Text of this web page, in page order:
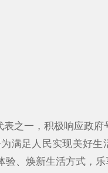
一，积极响应政府
足人民实现美好生活
、焕新生活方式，乐